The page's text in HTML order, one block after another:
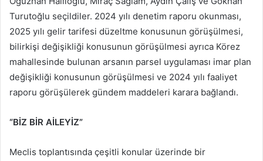
Turutoğlu seçildiler. 2024 yılı denetim raporu okunması,
2025 yılı gelir tarifesi düzeltme konusunun görüşülmesi,
bilirkişi değişikliği konusunun görüşülmesi ayrıca Körez
mahallesinde bulunan arsanın parsel uygulaması imar plan
değişikliği konusunun görüşülmesi ve 2024 yılı faaliyet
raporu görüşülerek gündem maddeleri karara bağlandı.
“BİZ BİR AİLEYİZ”
Meclis toplantısında çeşitli konular üzerinde bir